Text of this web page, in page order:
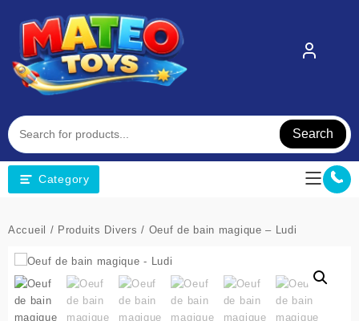
content
Search
Category
Accueil / Produits Divers / Oeuf de bain magique – Ludi